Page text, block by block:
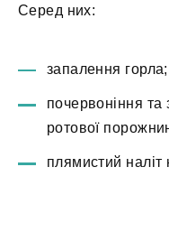
Серед них:
запалення горла;
почервоніння та
ротової
плямистий наліт